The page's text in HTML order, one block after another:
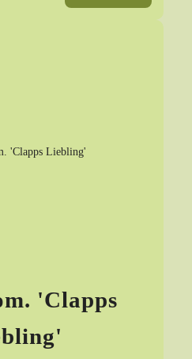
'Clapps